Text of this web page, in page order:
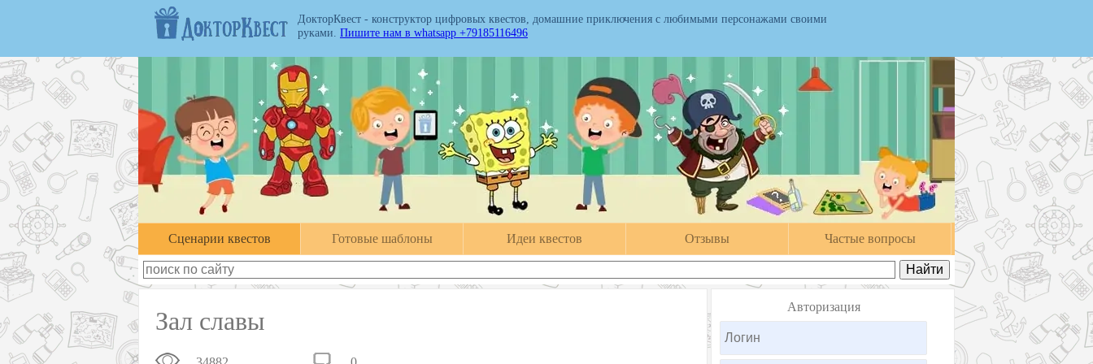
ДокторКвест - конструктор цифровых квестов, домашние приключения с любимыми персонажами своими
руками. Пишите нам в whatsapp +79185116496
Cценарии квестов Готовые шаблоны Идеи квестов Отзывы Частые вопросы
Зал славы Авторизация